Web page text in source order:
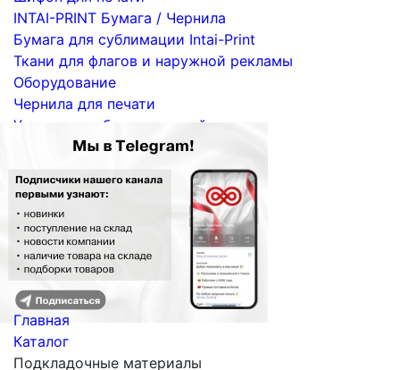
INTAI-PRINT Бумага / Чернила
Бумага для сублимации Intai-Print
Ткани для флагов и наружной рекламы
Оборудование
Чернила для печати
Услуги по сублимационной печати
Главная
Каталог
Подкладочные материалы